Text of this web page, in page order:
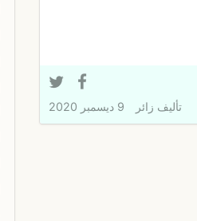
تأليف زائر 9 ديسمبر 2020